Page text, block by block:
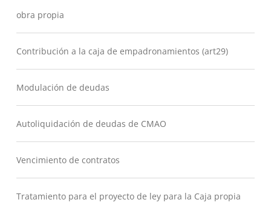
obra propia
Contribución a la caja de empadronamientos (art29)
Modulación de deudas
Autoliquidación de deudas de CMAO
Vencimiento de contratos
Tratamiento para el proyecto de ley para la Caja propia